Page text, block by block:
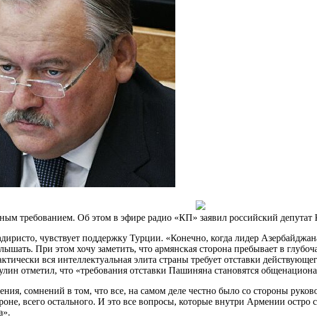
требованием. Об этом в эфире радио «КП» заявил российский депутат
чувствует поддержку Турции. «Конечно, когда лидер
При этом хочу заметить, что армянская сторона пребывает в
вся интеллектуальная элита страны требует отставки
отметил, что «требования отставки Пашиняна становятся
сомнений в том, что все, на самом деле честно было со стороны
всего остального. И это все вопросы, которые внутри Армении